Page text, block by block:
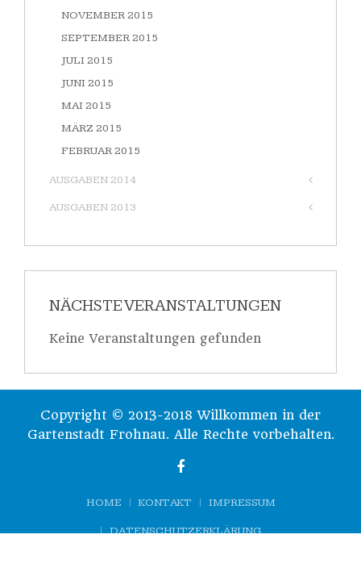
NOVEMBER 2015
SEPTEMBER 2015
JULI 2015
JUNI 2015
MAI 2015
MÄRZ 2015
FEBRUAR 2015
AUSGABEN 2014
AUSGABEN 2013
NÄCHSTE VERANSTALTUNGEN
Keine Veranstaltungen gefunden
Copyright © 2013-2018 Willkommen in der
Gartenstadt Frohnau. Alle Rechte vorbehalten.
HOME KONTAKT IMPRESSUM
DATENSCHUTZERKLÄRUNG